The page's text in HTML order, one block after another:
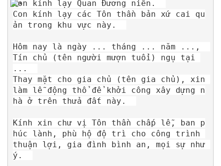
Con kính lạy Quan Đương niên.
Con kính lạy các Tôn thần bản xứ cai qu
ản trong khu vực này.
Hôm nay là ngày ... tháng ... năm ...,
Tín chủ (tên người mượn tuổi) ngụ tại
...
Thay mặt cho gia chủ (tên gia chủ), xin
làm lễ động thổ để khởi công xây dựng n
hà ở trên thửa đất này.
Kính xin chư vị Tôn thần chấp lễ, ban p
húc lành, phù hộ độ trì cho công trình
thuận lợi, gia đình bình an, mọi sự như
ý.